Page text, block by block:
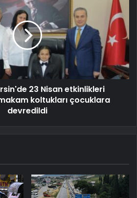
23 Nisan etkinlikleri
koltukları çocuklara
devredildi